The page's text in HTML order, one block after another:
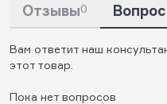
Отзывы0
Вам ответит наш
этот товар.
Пока нет вопросов